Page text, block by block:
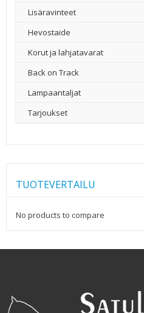
Lisäravinteet
Hevostaide
Korut ja lahjatavarat
Back on Track
Lampaantaljat
Tarjoukset
TUOTEVERTAILU
No products to compare